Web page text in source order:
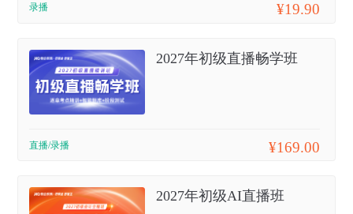
录播 ¥19.90
2027年初级直播畅学班
直播/录播 ¥169.00
2027年初级AI直播班